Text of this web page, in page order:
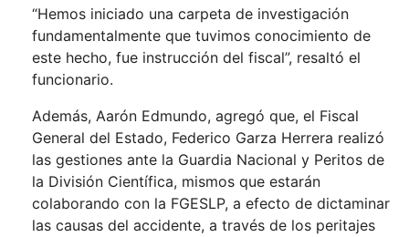
“Hemos iniciado una carpeta de investigación
fundamentalmente que tuvimos conocimiento de
este hecho, fue instrucción del fiscal”, resaltó el
funcionario.
Además, Aarón Edmundo, agregó que, el Fiscal
General del Estado, Federico Garza Herrera realizó
las gestiones ante la Guardia Nacional y Peritos de
la División Científica, mismos que estarán
colaborando con la FGESLP, a efecto de dictaminar
las causas del accidente, a través de los peritajes